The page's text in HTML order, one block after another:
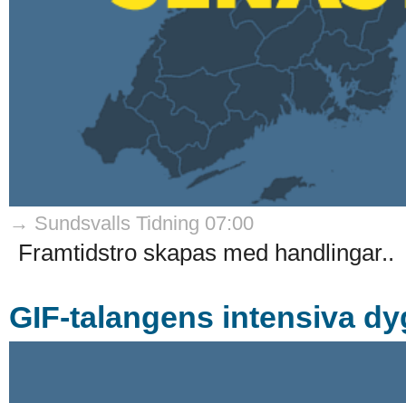
→ Sundsvalls Tidning 07:00
Framtidstro skapas med handlingar..
GIF-talangens intensiva